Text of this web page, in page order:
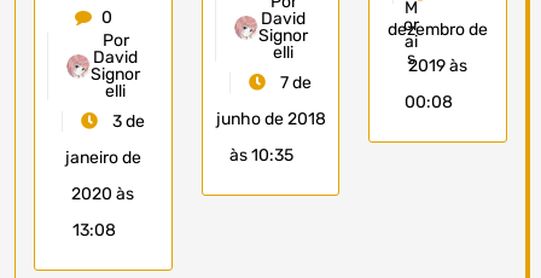
0
Por
David
Signor
elli
3 de
janeiro de
2020 às
13:08
David
Signor
elli
7 de
junho de 2018
às 10:35
dezembro de
2019 às
00:08